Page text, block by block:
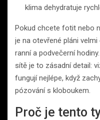
klima dehydratuje
Pokud chcete fotit nebo
je na otevřené pláni
ranní a podvečerní
sítě je to zásadní detail:
fungují nejlépe, když
pózování s kloboukem.
Proč je tento